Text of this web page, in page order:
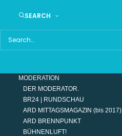
SEARCH
MODERATION
DER MODERATOR.
BR24 | RUNDSCHAU
ARD MITTAGSMAGAZIN (bis 2017)
ARD BRENNPUNKT
BÜHNENLUFT!